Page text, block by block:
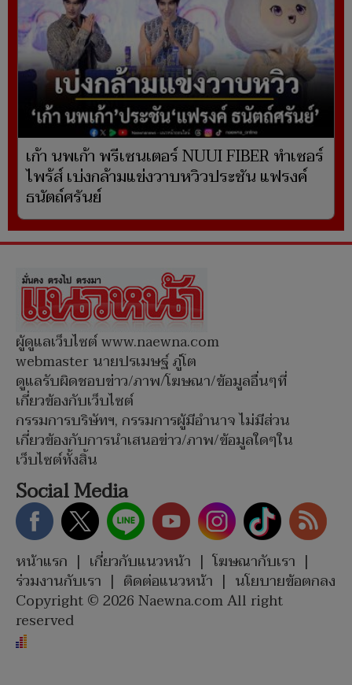
เก้า นพเก้า พรีเซนเตอร์ NUUI FIBER ทำเซอร์
ไพร้ส์ เบ่งกล้ามแข่งวาบหวิวประชัน แฟรงค์
ธนัตถ์ศรันย์
ผู้ดูแลเว็บไซต์ www.naewna.com
webmaster นายปรเมษฐ์ ภู่โต
ดูแลรับผิดชอบข่าว/ภาพ/โฆษณา/ข้อมูลอื่นๆที่
เกี่ยวข้องกับเว็บไซต์
กรรมการบริษัทฯ, กรรมการผู้มีอำนาจ ไม่มีส่วน
เกี่ยวข้องกับการนำเสนอข่าว/ภาพ/ข้อมูลใดๆใน
เว็บไซต์ทั้งสิ้น
Social Media
หน้าแรก | เกี่ยวกับแนวหน้า | โฆษณากับเรา |
ร่วมงานกับเรา | ติดต่อแนวหน้า | นโยบายข้อตกลง
Copyright © 2026 Naewna.com All right
reserved